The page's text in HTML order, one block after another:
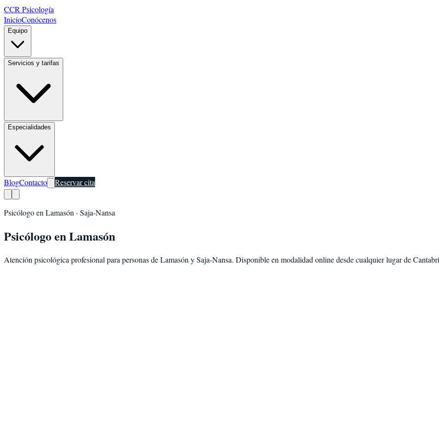
CCR Psicología
InicioConócenos
Equipo
Servicios y tarifas
Especialidades
BlogContacto Reservar cita
Psicólogo en Lamasón · Saja-Nansa
Psicólogo enLamasón
Atención psicológica profesional para personas deLamasón ySaja-Nansa. Disponible en modalidad online desde cualquier lugar de